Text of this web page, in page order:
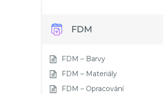
FDM
FDM – Barvy
FDM – Materiály
FDM – Opracování